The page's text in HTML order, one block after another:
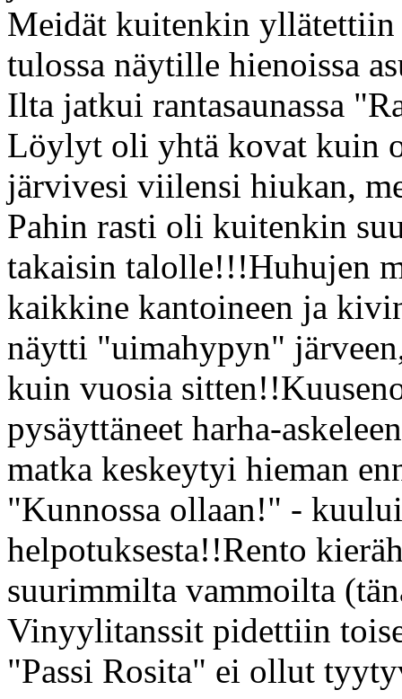
Meidät kuitenkin
tulossa näytille hienoissa
Ilta jatkui rantasaunassa
Löylyt oli yhtä kovat kuin
järvivesi viilensi hiukan,
Pahin rasti oli kuitenkin
takaisin talolle!!!Huhujen
kaikkine kantoineen ja
näytti "uimahypyn"
kuin vuosia
pysäyttäneet harha-
matka keskeytyi hieman
"Kunnossa ollaan!" -
helpotuksesta!!Rento
suurimmilta vammoilta
Vinyylitanssit pidettiin
"Passi Rosita" ei ollut